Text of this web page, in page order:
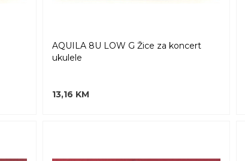
AQUILA 8U LOW G Žice za koncert
ukulele
13,16 KM